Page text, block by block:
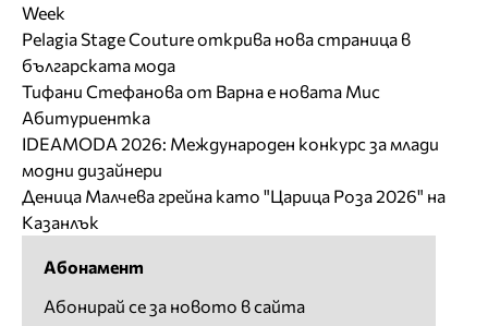
Week
Pelagia Stage Couture открива нова страница в
българската мода
Тифани Стефанова от Варна е новата Мис
Абитуриентка
IDEAMODA 2026: Международен конкурс за млади
модни дизайнери
Деница Малчева грейна като "Царица Роза 2026" на
Казанлък
Абонамент
Абонирай се за новото в сайта